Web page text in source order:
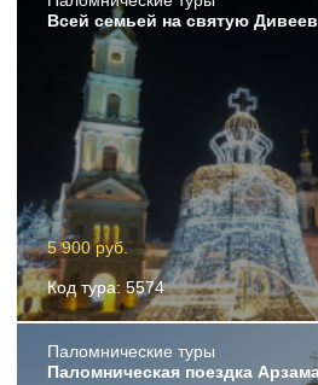
Всей семьей на святую
5 900 руб.
Код тура: 5574
Пaломнические туры
Паломническая поездка